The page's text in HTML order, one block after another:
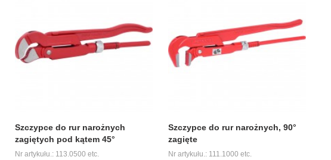
Szczypce do rur narożnych
zagiętych pod kątem 45°
Nr artykułu.: 113.0500 etc.
Szczypce do rur narożnych, 90°
zagięte
Nr artykułu.: 111.1000 etc.